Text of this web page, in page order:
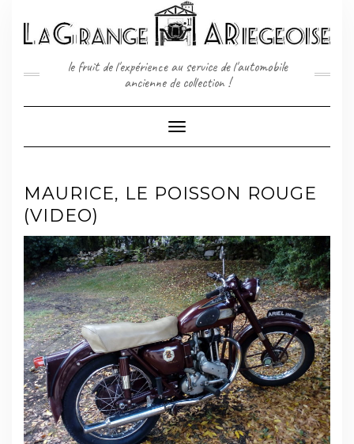
content
le fruit de l'expérience au service de l'automobile
ancienne de collection !
Toggle
Navigation
MAURICE, LE POISSON ROUGE
(VIDEO)